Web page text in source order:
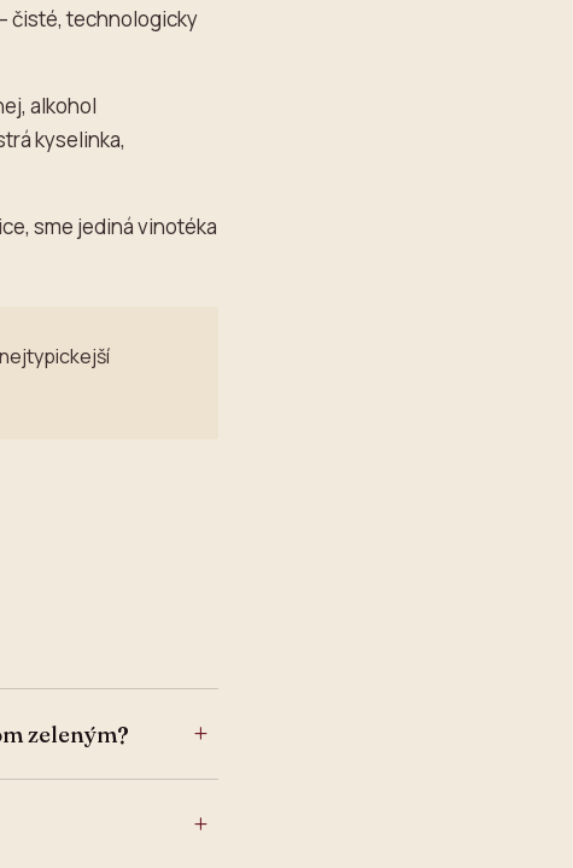
čisté, technologicky
alkohol
kyselinka,
sme jediná vinotéka
zeleným?